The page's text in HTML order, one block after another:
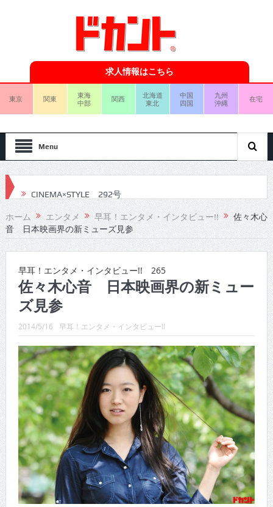
求人情報はこちら
東京 関東
東海
中部
関西
北海道
東北
中国
四国
九州
沖縄
在宅
Menu
CINEMA×STYLE 291号
CINEMA×STYLE 290号
CINEMA×STYLE 288号
CINEMA×STYLE 287号
CINEMA×STYLE 286号
CINEMA×STYLE 285号
CINEMA×STYLE 294号
CINEMA×STYLE 293号
ホーム エンタメ 早耳！エンタメ・インタビュー!!
佐々木心
音 日本映画界の新ミューズ見参
早耳！エンタメ・インタビュー!! 265
佐々木心音 日本映画界の新ミュー
ズ見参
2014/5/16 早耳！エンタメ・インタビュー!!